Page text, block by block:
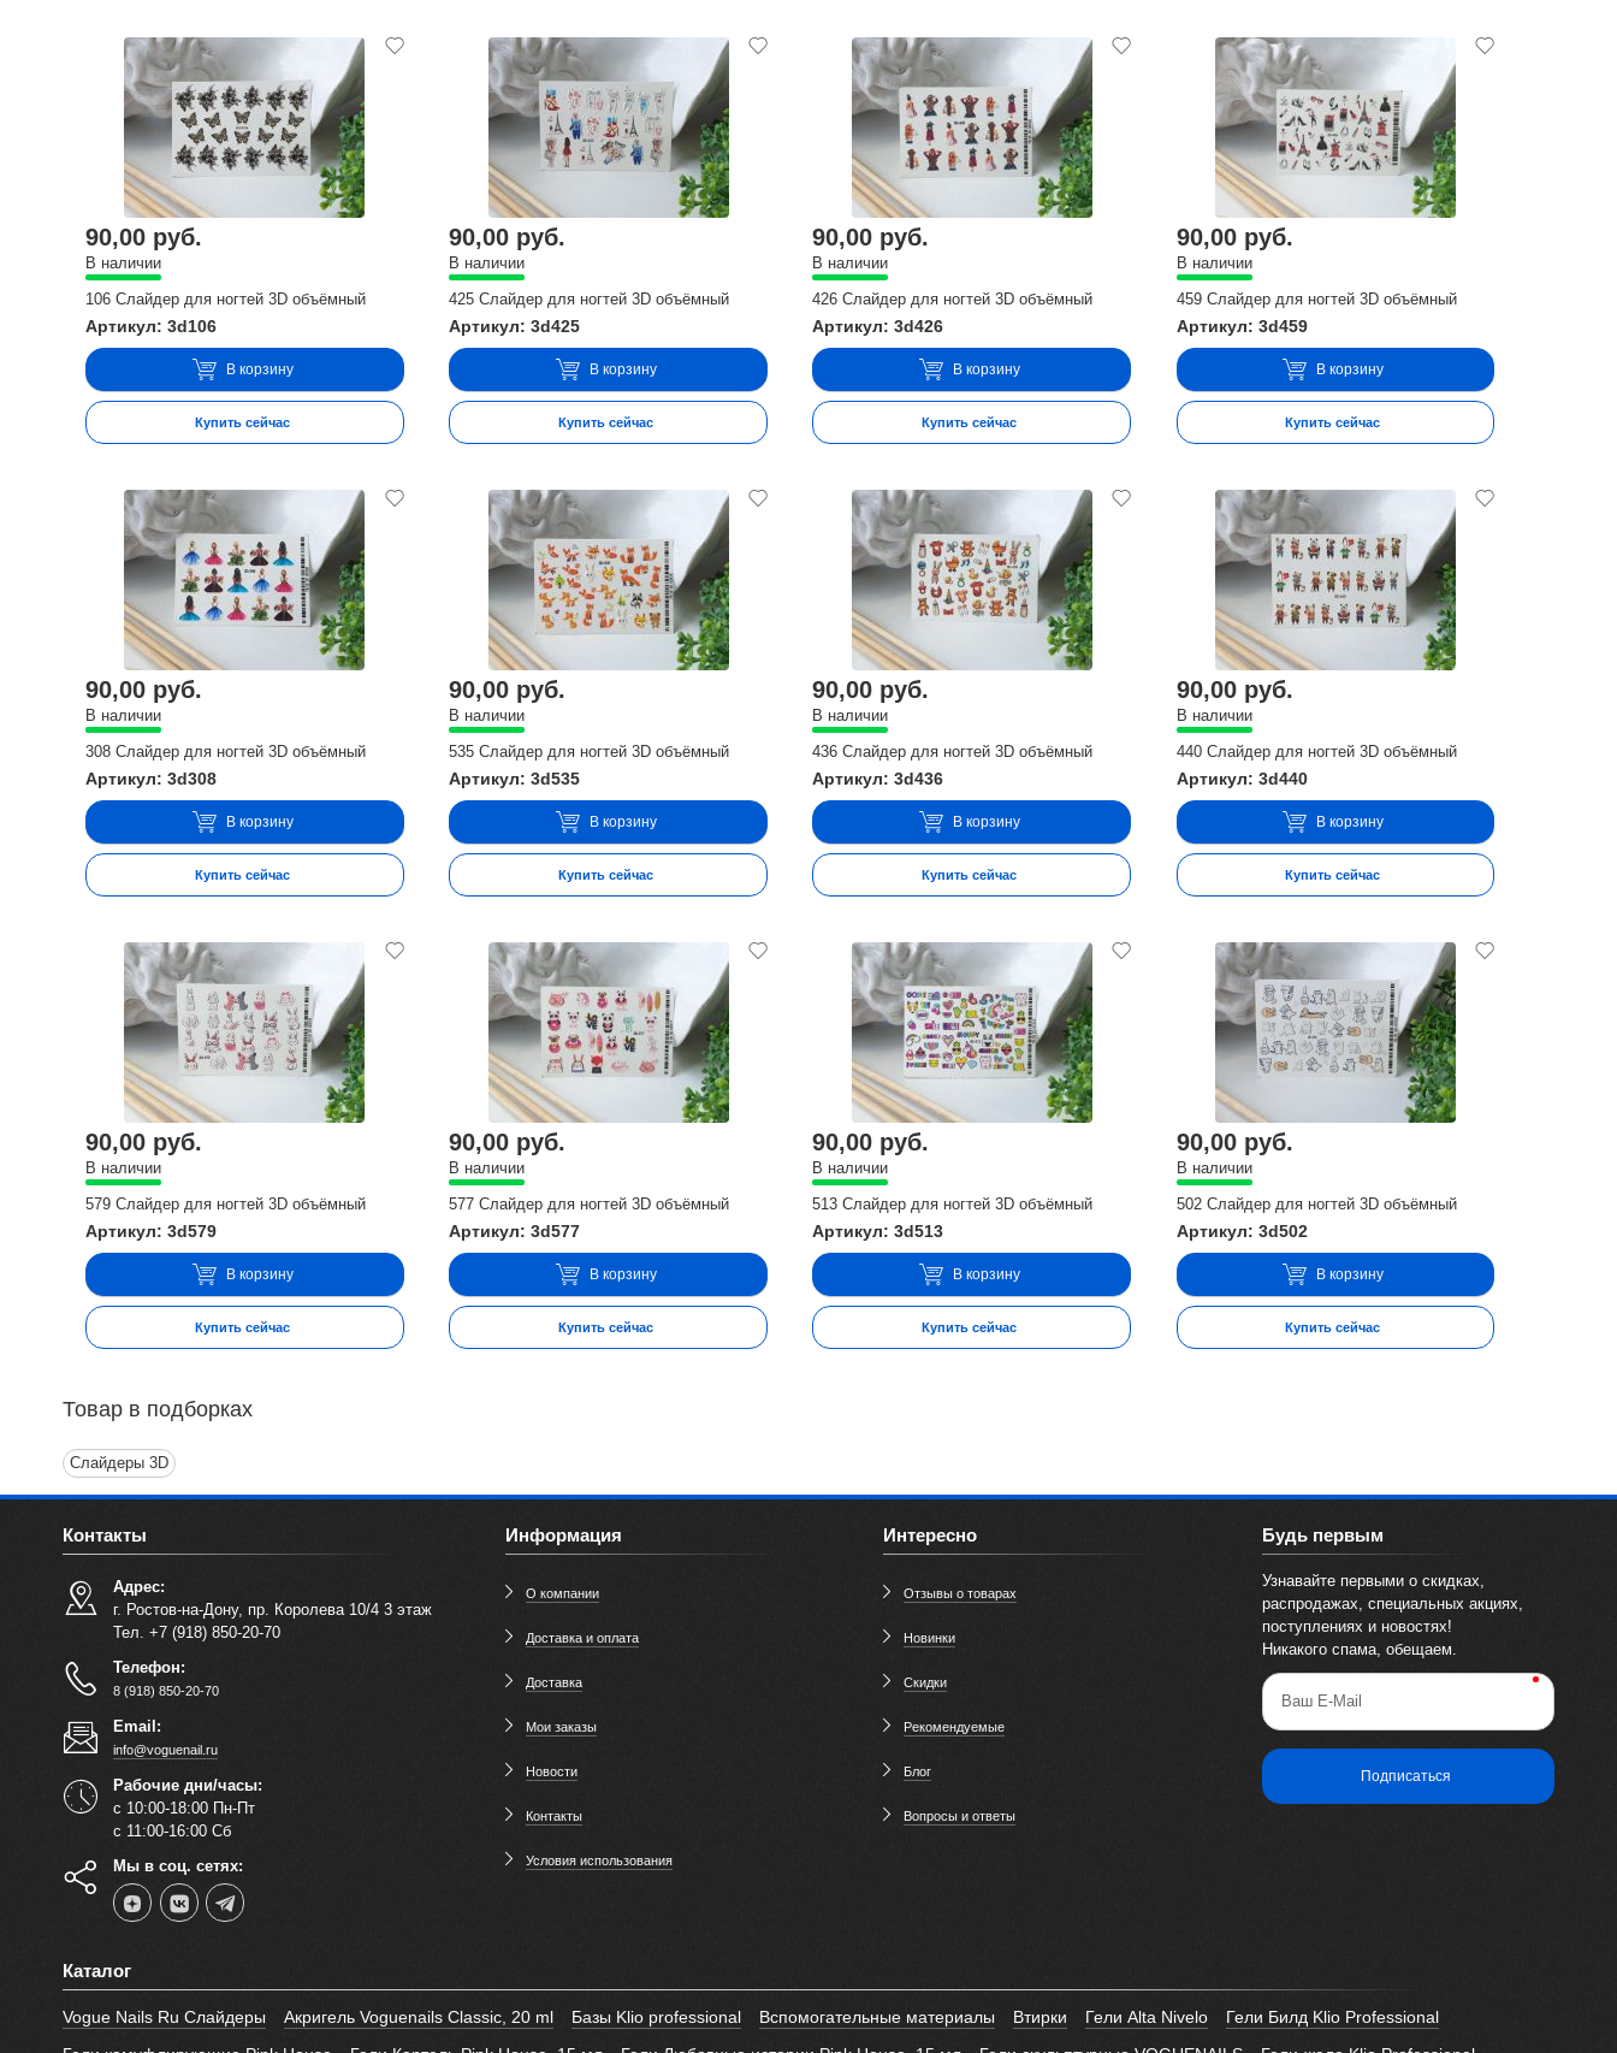
90,00 руб.
В наличии
106 Слайдер для ногтей 3D объёмный
Артикул: 3d106
В корзину
Купить сейчас
90,00 руб.
В наличии
425 Слайдер для ногтей 3D объёмный
Артикул: 3d425
В корзину
Купить сейчас
90,00 руб.
В наличии
426 Слайдер для ногтей 3D объёмный
Артикул: 3d426
В корзину
Купить сейчас
90,00 руб.
В наличии
459 Слайдер для ногтей 3D объёмный
Артикул: 3d459
В корзину
Купить сейчас
90,00 руб.
В наличии
308 Слайдер для ногтей 3D объёмный
Артикул: 3d308
В корзину
Купить сейчас
90,00 руб.
В наличии
535 Слайдер для ногтей 3D объёмный
Артикул: 3d535
В корзину
Купить сейчас
90,00 руб.
В наличии
436 Слайдер для ногтей 3D объёмный
Артикул: 3d436
В корзину
Купить сейчас
90,00 руб.
В наличии
440 Слайдер для ногтей 3D объёмный
Артикул: 3d440
В корзину
Купить сейчас
90,00 руб.
В наличии
579 Слайдер для ногтей 3D объёмный
Артикул: 3d579
В корзину
Купить сейчас
90,00 руб.
В наличии
577 Слайдер для ногтей 3D объёмный
Артикул: 3d577
В корзину
Купить сейчас
90,00 руб.
В наличии
513 Слайдер для ногтей 3D объёмный
Артикул: 3d513
В корзину
Купить сейчас
90,00 руб.
В наличии
502 Слайдер для ногтей 3D объёмный
Артикул: 3d502
В корзину
Купить сейчас
Товар в подборках
Слайдеры 3D
Контакты
Адрес:
г. Ростов-на-Дону, пр. Королева 10/4 3 этаж
Тел. +7 (918) 850-20-70
Телефон:
8 (918) 850-20-70
Email:
info@voguenail.ru
Рабочие дни/часы:
с 10:00-18:00 Пн-Пт
с 11:00-16:00 Сб
Мы в соц. сетях:
Информация
О компании
Доставка и оплата
Доставка
Мои заказы
Новости
Контакты
Условия использования
Интересно
Отзывы о товарах
Новинки
Скидки
Рекомендуемые
Блог
Вопросы и ответы
Будь первым
Узнавайте первыми о скидках,
распродажах, специальных акциях,
поступлениях и новостях!
Никакого спама, обещаем.
Ваш E-Mail
Подписаться
Каталог
Vogue Nails Ru Слайдеры Акригель Voguenails Classic, 20 ml Базы Klio professional Вспомогательные материалы Втирки Гели Alta Nivelo
Гели Билд Klio Professional